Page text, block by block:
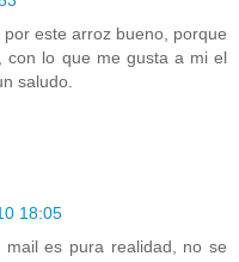
este arroz bueno, porque
con lo que me gusta a mi el
saludo.
18:05
es pura realidad, no se